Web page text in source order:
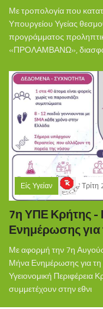
Με τροπολογία που
Υπουργείου Υγείας
προγράμματος
«ΠΡΟΛΑΜΒΑΝΩ»,
Είς Υγείαν
7η ΥΠΕ Κρήτης
Ενημέρωσης για
Με αφορμή την 7η
Μήνα Ενημέρωσης για τη
Υγειονομική Περιφέρεια
συμμετέχουν στην εθνι